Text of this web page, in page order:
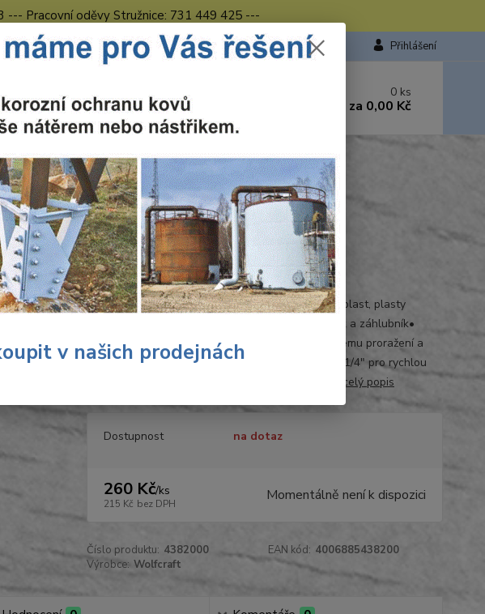
Pracovní oděvy Stružnice: 731 449 425 ---
Přihlášení
731 449 423
8.00 hod. - 16.00 hod.
0 ks
za 0,00 Kč
- předvrtáváky Wolfcraft vrtákový záhlubník s dorazem ø10 mm
s dorazem ø10 mm
Ohodnotit produkt
4382000
K vrtání a zahlubování• pro kovy, neželezné kovy, plast, plasty
zesílené skelným vláknem• produkt 2v1: předvrták a záhlubník•
doraz pro kontrolovanou práci zabraňuje nechtěnému proražení a
poškození nosné konstrukce• šestihranná stopka 1/4" pro rychlou
celý popis
Dostupnost na dotaz
260 Kč/ks
215 Kč bez DPH Momentálně není k dispozici
Číslo produktu: 4382000 EAN kód: 4006885438200
Výrobce: Wolfcraft
v našich prodejnách